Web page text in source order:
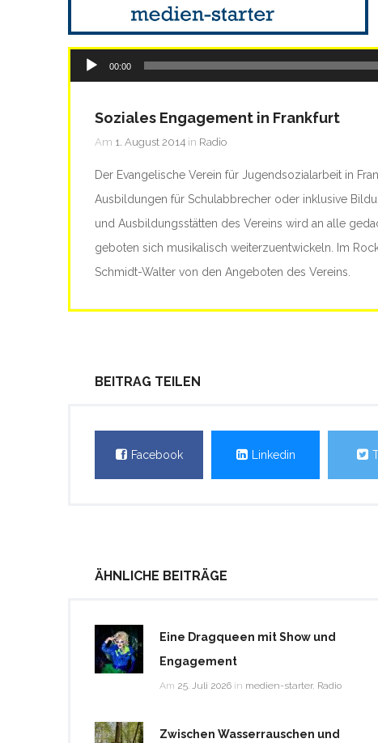
Audio-
Player
00:00
Soziales Engagement in Frankfurt
Am 1. August 2014 in Radio
Der Evangelische Verein für Jugendsozialarbeit in
Ausbildungen für Schulabbrecher oder inklusive
und Ausbildungsstätten des Vereins wird an alle
geboten sich musikalisch weiterzuentwickeln. Im
Schmidt-Walter von den Angeboten des Vereins.
BEITRAG TEILEN
Facebook Linkedin
ÄHNLICHE BEITRÄGE
Eine Dragqueen mit Show und
Engagement
Am 25. Juli 2026 in medien-starter, Radio
Zwischen Wasserrauschen und